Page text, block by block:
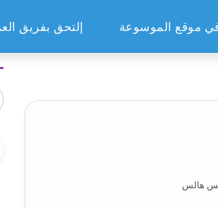
موقع الموسوعة إلتحق بفريق
هالس